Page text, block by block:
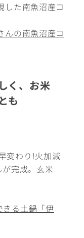
た南魚沼産コ
んの南魚沼産コ
く、お米
も
変わり!火加減
完成。玄米
きる土鍋「伊